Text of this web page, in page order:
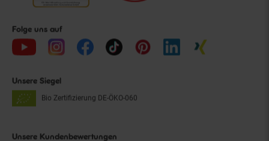
Folge uns auf
Unsere Siegel
Bio Zertifizierung DE-ÖKO-060
Unsere Kundenbewertungen